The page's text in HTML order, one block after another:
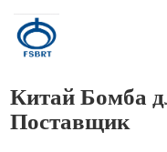
Главная
Китай Бомба
Поставщик